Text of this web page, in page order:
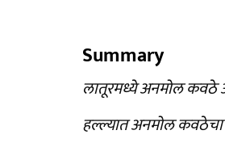
Summary
लातूरमध्ये अनमोल कवठे
हल्ल्यात अनमोल कवठेचा